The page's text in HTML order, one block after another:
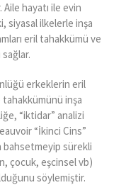
hayatı ile evin
siyasal ilkelerle inşa
eril tahakkümü ve
erkeklerin eril
inşa
“iktidar” analizi
“İkinci Cins”
bahsetmeyip sürekli
çocuk, eşcinsel vb)
söylemiştir.